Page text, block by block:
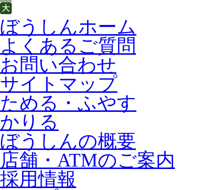
ぼうしんホーム
よくあるご質問
お問い合わせ
サイトマップ
ためる・ふやす
かりる
ぼうしんの概要
店舗・ATMのご案内
採用情報